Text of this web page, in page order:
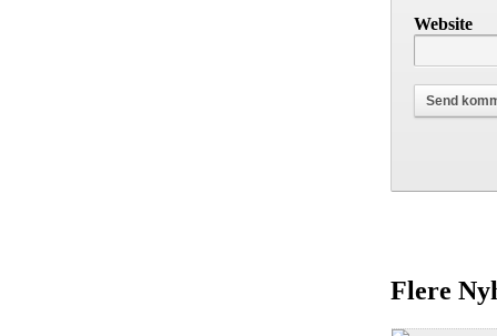
Website
Flere